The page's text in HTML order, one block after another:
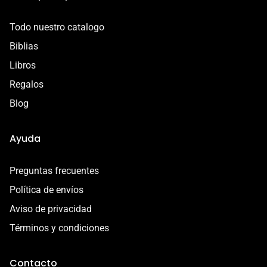
contacto@libreriacristianamadai.com, ¡Te
acompañaremos en el proceso!
Todo nuestro catalogo
Biblias
Libros
Regalos
Blog
Ayuda
Preguntas frecuentes
Política de envíos
Aviso de privacidad
Términos y condiciones
Contacto